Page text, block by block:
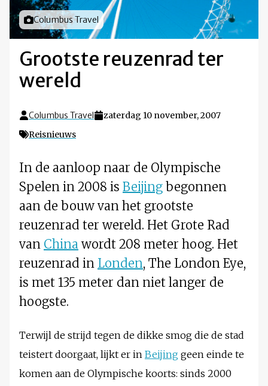
Foto door
Columbus Travel
Grootste reuzenrad ter
wereld
Columbus Travel
zaterdag 10 november, 2007
Reisnieuws
In de aanloop naar de Olympische
Spelen in 2008 is Beijing begonnen
aan de bouw van het grootste
reuzenrad ter wereld. Het Grote Rad
van China wordt 208 meter hoog. Het
reuzenrad in Londen, The London Eye,
is met 135 meter dan niet langer de
hoogste.
Terwijl de strijd tegen de dikke smog die de stad
teistert doorgaat, lijkt er in Beijing geen einde te
komen aan de Olympische koorts: sinds 2000